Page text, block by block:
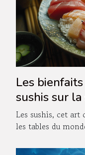
Les
sushis sur
Les sushis, cet art
les tables du